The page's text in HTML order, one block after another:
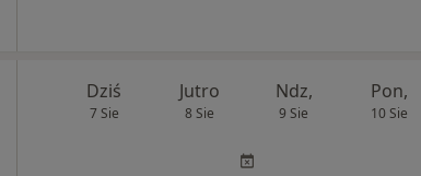
Dziś
7 Sie
Jutro
8 Sie
Ndz,
9 Sie
Pon,
10 Sie